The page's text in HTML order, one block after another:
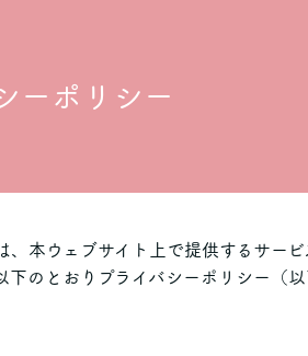
ーポリシー
本ウェブサイト上で提供するサー
のとおりプライバシーポリシー（